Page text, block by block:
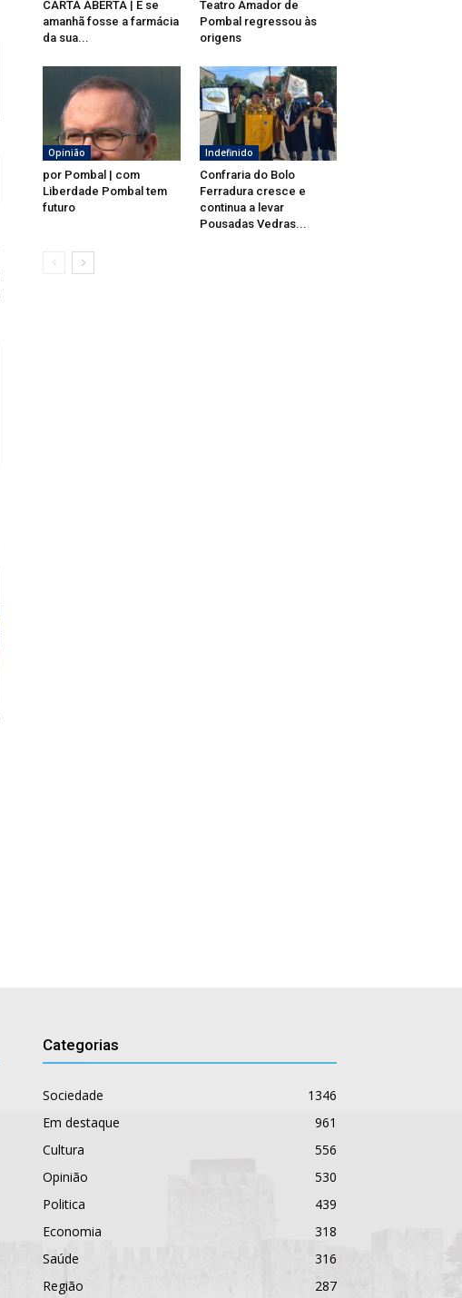
CARTA ABERTA | E se
amanhã fosse a farmácia
da sua...
Teatro Amador de
Pombal regressou às
origens
Opinião
por Pombal | com
Liberdade Pombal tem
futuro
Indefinido
Confraria do Bolo
Ferradura cresce e
continua a levar
Pousadas Vedras...
Categorias
Sociedade
1346
Em destaque
961
Cultura
556
Opinião
530
Politica
439
Economia
318
Saúde
316
Região
287